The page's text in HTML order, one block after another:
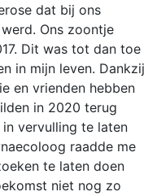
dat bij ons
Ons zoontje
Dit was tot dan toe
in mijn leven. Dankzij
en vrienden hebben
in 2020 terug
vervulling te laten
raadde me
te laten doen
niet nog zo